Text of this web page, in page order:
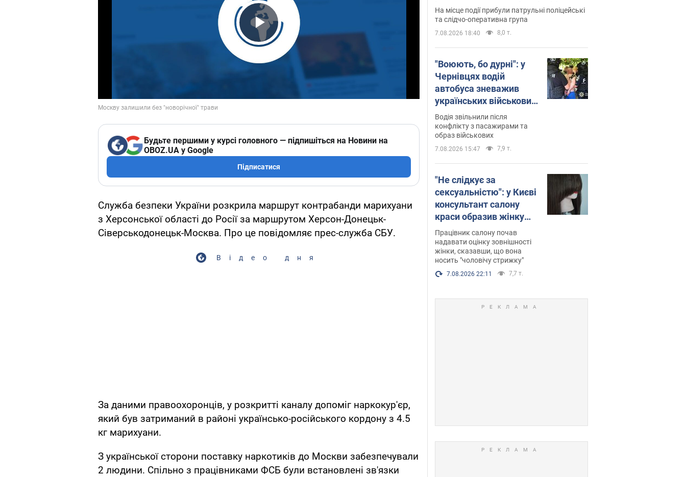
Play Video
Будьте першими у курсі головного — підпишіться на Новини на
OBOZ.UA у Google
Підписатися
Служба безпеки України розкрила маршрут контрабанди марихуани
з Херсонської області до Росії за маршрутом Херсон-Донецьк-
Сіверськодонецьк-Москва. Про це повідомляє прес-служба СБУ.
Відео дня
За даними правоохоронців, у розкритті каналу допоміг наркокур'єр,
який був затриманий в районі українсько-російського кордону з 4.5
кг марихуани.
З української сторони поставку наркотиків до Москви забезпечували
2 людини. Спільно з працівниками ФСБ були встановлені зв'язки
поліція склала адмінпротокол.
Відео
На місце події прибули патрульні поліцейські
та слідчо-оперативна група
7.08.2026 18:40 8,0 т.
"Воюють, бо дурні": у
Чернівцях водій
автобуса зневажив
українських військових
і поплатився. Відео
Водія звільнили після
конфлікту з пасажирами та
образ військових
7.08.2026 15:47 7,9 т.
"Не слідкує за
сексуальністю": у Києві
консультант салону
краси образив жінку
після хімієтерапії,
розгорівся скандал.
Фото
Працівник салону почав
надавати оцінку зовнішності
жінки, сказавши, що вона
носить "чоловічу стрижку"
7.08.2026 22:11 7,7 т.